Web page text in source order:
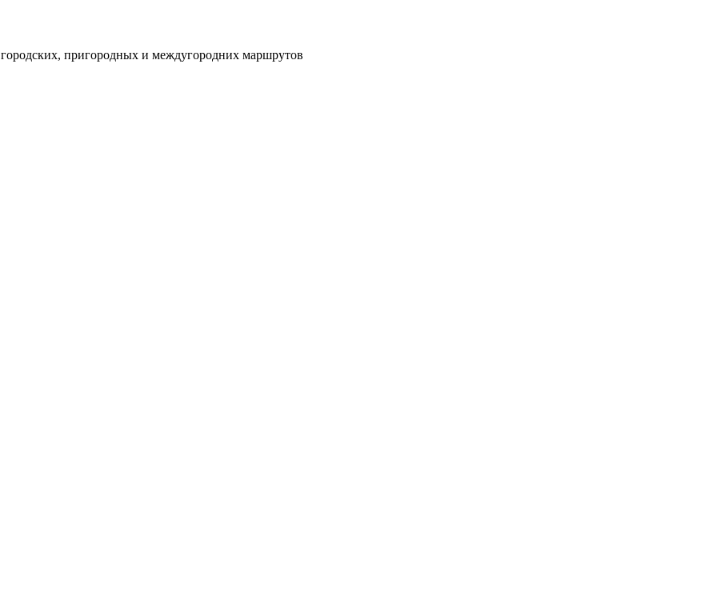
городских, пригородных и междугородних маршрутов